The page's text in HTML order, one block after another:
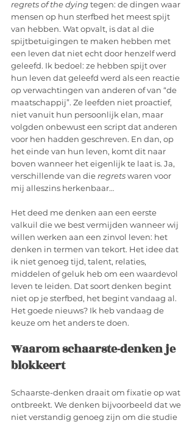
regrets of the dying tegen: de dingen waar
mensen op hun sterfbed het meest spijt
van hebben. Wat opvalt, is dat al die
spijtbetuigingen te maken hebben met
een leven dat niet echt door henzelf werd
geleefd. Ik bedoel: ze hebben spijt over
hun leven dat geleefd werd als een reactie
op verwachtingen van anderen of van “de
maatschappij”. Ze leefden niet proactief,
niet vanuit hun persoonlijk elan, maar
volgden onbewust een script dat anderen
voor hen hadden geschreven. En dan, op
het einde van hun leven, komt dit naar
boven wanneer het eigenlijk te laat is. Ja,
verschillende van die regrets waren voor
mij alleszins herkenbaar…
Het deed me denken aan een eerste
valkuil die we best vermijden wanneer wij
willen werken aan een zinvol leven: het
denken in termen van tekort. Het idee dat
ik niet genoeg tijd, talent, relaties,
middelen of geluk heb om een waardevol
leven te leiden. Dat soort denken begint
niet op je sterfbed, het begint vandaag al.
Het goede nieuws? Ik heb vandaag de
keuze om het anders te doen.
Waarom schaarste-denken je
blokkeert
Schaarste-denken draait om fixatie op wat
ontbreekt. We denken bijvoorbeeld dat we
niet verstandig genoeg zijn om die studie